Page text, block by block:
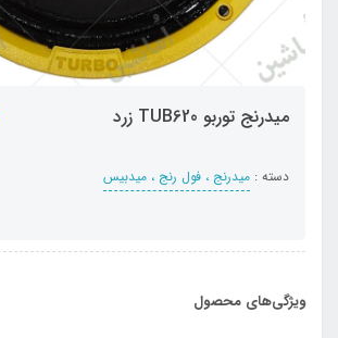
میدرنج توربو TUB620 زرد
دسته : میدرنج ، فول رنج ، میدبیس
ویژگی‌های محصول